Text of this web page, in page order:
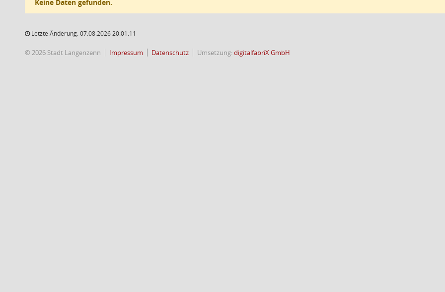
Keine Daten gefunden.
Letzte Änderung: 07.08.2026 20:01:11
© 2026 Stadt Langenzenn Impressum Datenschutz Umsetzung:digitalfabriX GmbH